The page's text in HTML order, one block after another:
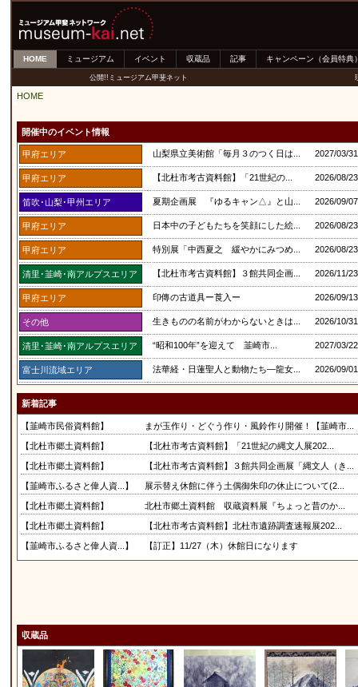
HOME ミュージアム イベント 収蔵品 記事 キャンペーン（会員特典
公開!!ミュージアム甲斐ネット
HOME
開催中のイベント情報
甲府エリア 山梨県立美術館「毎月３のつく日は... 2027/03/
甲府エリア 【北杜市考古資料館】「21世紀の... 2026/08/
笛吹･山梨･甲州エリア 夏期企画展 『ゆるキャン△』と山... 2026/09/
甲府エリア 日本中の子どもたちを笑顔にした絵... 2026/08/
甲府エリア 特別展「中西夏之 緩やかにみつめ... 2026/08/
清里･韮崎･南アルプスエリア 【北杜市考古資料館】３館共同企画... 2026/11/
甲府エリア 印傳の古道具ー莨入ー 2026/09/
その他 生きものの名前がわからないときは... 2026/10/
清里･韮崎･南アルプスエリア “昭和100年”を迎えて 韮崎市... 2027/03/
富士川流域エリア 法華経・日蓮聖人と動物たち―龍女... 2026/09/
新着記事
【韮崎市民俗資料館】 まが玉作り・どぐう作り・風鈴作り開催！【韮崎市...
【北杜市郷土資料館】 【北杜市考古資料館】「21世紀の縄文人展202...
【北杜市郷土資料館】 【北杜市考古資料館】３館共同企画展「縄文人（き...
【韮崎市ふるさと偉人資...】 展示替え休館に伴う土偶御朱印の休止について(2...
【北杜市郷土資料館】 北杜市郷土資料館 収蔵資料展『ちょっと昔のか...
【北杜市郷土資料館】 【北杜市考古資料館】北杜市遺跡調査速報展202...
【韮崎市ふるさと偉人資...】 【訂正】11/27（木）休館日になります
収蔵品